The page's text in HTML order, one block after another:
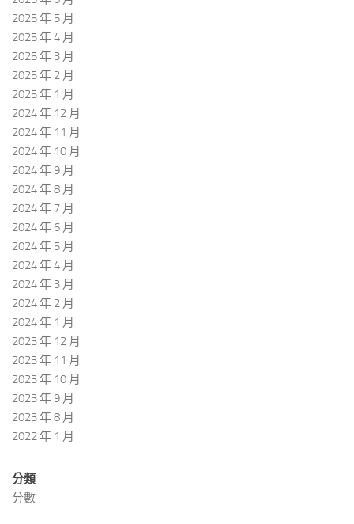
2025 年 5 月
2025 年 4 月
2025 年 3 月
2025 年 2 月
2025 年 1 月
2024 年 12 月
2024 年 11 月
2024 年 10 月
2024 年 9 月
2024 年 8 月
2024 年 7 月
2024 年 6 月
2024 年 5 月
2024 年 4 月
2024 年 3 月
2024 年 2 月
2024 年 1 月
2023 年 12 月
2023 年 11 月
2023 年 10 月
2023 年 9 月
2023 年 8 月
2022 年 1 月
分類
分數